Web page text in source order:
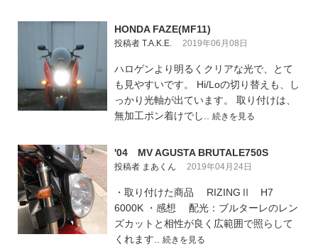
HONDA FAZE(MF11)
投稿者 T.A.K.E. 2019年06月08日
ハロゲンより明るくクリアな光で、とて
も見やすいです。 Hi/Loの切り替えも、し
っかり光軸が出ています。 取り付けは、
無加工ポン着けでし.. 続きを見る
'04 MV AGUSTA BRUTALE750S
投稿者 まあくん 2019年04月24日
・取り付けた商品 RIZINGⅡ H7
6000K ・感想 配光：ブルターレのレン
ズカットと相性が良く広範囲で照らして
くれます.. 続きを見る